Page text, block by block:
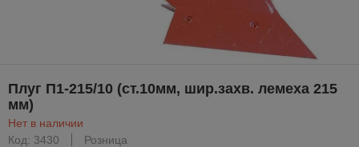
Плуг П1-215/10 (ст.10мм, шир.захв. лемеха 215
мм)
Нет в наличии
Код: 3430
Розница